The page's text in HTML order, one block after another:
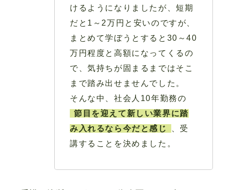
けるようになりましたが、短期
だと1～2万円と安いのですが、
まとめて学ぼうとすると30～40
万円程度と高額になってくるの
で、気持ちが固まるまではそこ
まで踏み出せませんでした。
そんな中、社会人10年勤務の
節目を迎えて新しい業界に踏
み入れるなら今だと感じ
、受
講することを決めました。